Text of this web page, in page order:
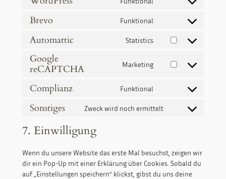
wordpress
Brevo Funktional
service
Automattic Statistics
Consent
service
Google
reCAPTCHA
Marketing
Consent
recaptcha
Complianz Funktional
Sonstiges Zweck wird noch ermittelt
Consent
7. Einwilligung
Wenn du unsere Website das erste Mal besuchst, zeigen wir
dir ein Pop-Up mit einer Erklärung über Cookies. Sobald du
auf „Einstellungen speichern“ klickst, gibst du uns deine